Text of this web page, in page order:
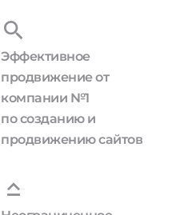
Эффективное
продвижение от
компании №1
по созданию и
продвижению сайтов